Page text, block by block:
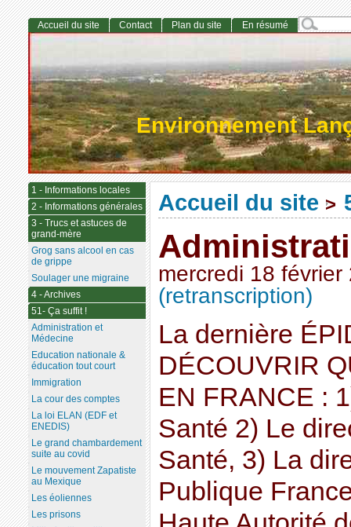
Environnement
Accueil du site >
mercredi 18 février
(retranscription)
La dernière
DÉCOUVRIR
EN FRANCE :
Santé 2) Le
Santé, 3) La
Publique
Accueil du site Contact Plan du site En résumé
1 - Informations locales
2 - Informations générales
3 - Trucs et astuces de
grand-mère
Grog sans alcool en cas
de grippe
Soulager une migraine
4 - Archives
51- Ça suffit !
Administration et
Médecine
Education nationale &
éducation tout court
Immigration
La cour des comptes
La loi ELAN (EDF et
ENEDIS)
Le grand chambardement
suite au covid
Le mouvement Zapatiste
au Mexique
Les éoliennes
Les prisons